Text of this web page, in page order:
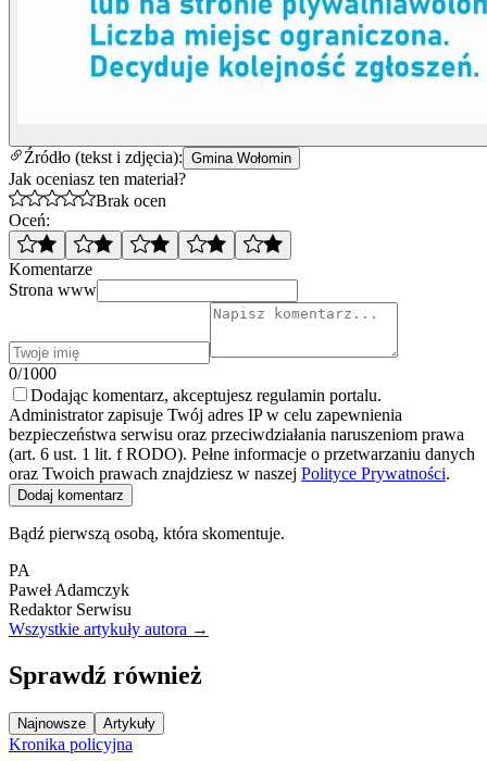
Źródło (tekst i zdjęcia): Gmina Wołomin
Jak oceniasz ten materiał?
Brak ocen
Oceń:
Komentarze
Strona www
0/1000
Dodając komentarz, akceptujesz regulamin portalu.
Administrator zapisuje Twój adres IP w celu zapewnienia
bezpieczeństwa serwisu oraz przeciwdziałania naruszeniom prawa
(art. 6 ust. 1 lit. f RODO). Pełne informacje o przetwarzaniu danych
oraz Twoich prawach znajdziesz w naszej Polityce Prywatności.
Dodaj komentarz
Bądź pierwszą osobą, która skomentuje.
PA
Paweł Adamczyk
Redaktor Serwisu
Wszystkie artykuły autora →
Sprawdź również
Najnowsze Artykuły
Kronika policyjna